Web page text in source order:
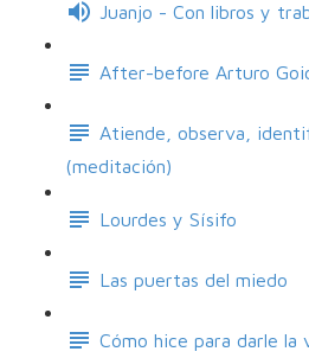
Juanjo - Con libros y
After-before Arturo
Atiende, observa,
(meditación)
Lourdes y Sísifo
Las puertas del miedo
Cómo hice para darle